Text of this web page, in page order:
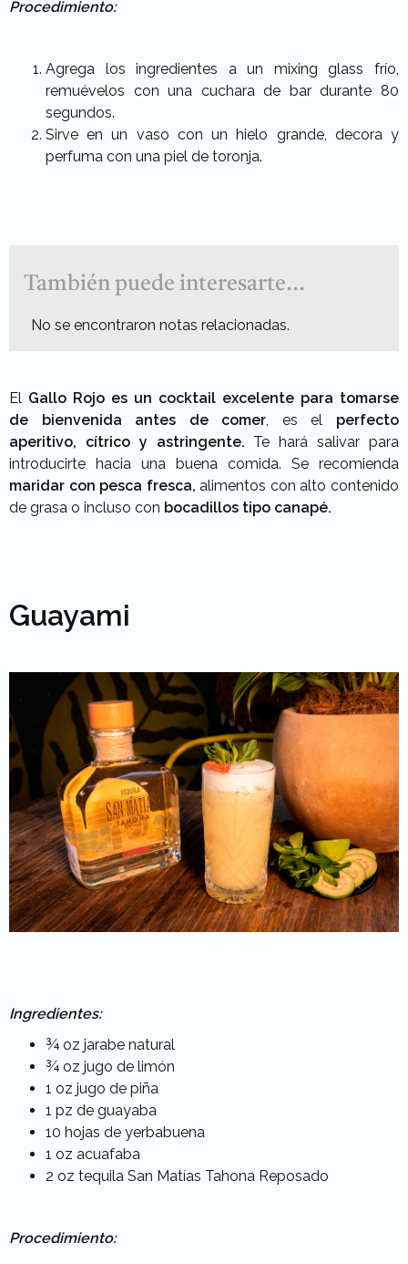
Procedimiento:
Agrega los ingredientes a un mixing glass frío,
remuévelos con una cuchara de bar durante 80
segundos.
Sirve en un vaso con un hielo grande, decora y
perfuma con una piel de toronja.
También puede interesarte...
No se encontraron notas relacionadas.
El Gallo Rojo es un cocktail excelente para tomarse
de bienvenida antes de comer, es el perfecto
aperitivo, cítrico y astringente. Te hará salivar para
introducirte hacia una buena comida. Se recomienda
maridar con pesca fresca, alimentos con alto contenido
de grasa o incluso con bocadillos tipo canapé.
Guayami
Ingredientes:
¾ oz jarabe natural
¾ oz jugo de limón
1 oz jugo de piña
1 pz de guayaba
10 hojas de yerbabuena
1 oz acuafaba
2 oz tequila San Matías Tahona Reposado
Procedimiento: